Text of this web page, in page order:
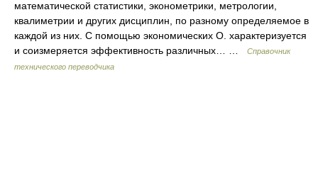
математической статистики, эконометрики, метрологии,
квалиметрии и других дисциплин, по разному определяемое в
каждой из них. С помощью экономических О. характеризуется
и соизмеряется эффективность различных… …
Справочник
технического переводчика